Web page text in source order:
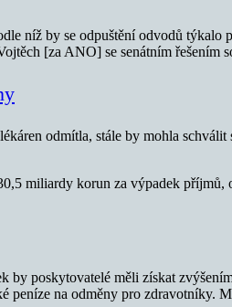
níž by se odpuštění odvodů
[za ANO] se senátním řešením
odmítla, stále by mohla
miliardy korun za výpadek
poskytovatelé měli získat
na odměny pro zdravotníky.